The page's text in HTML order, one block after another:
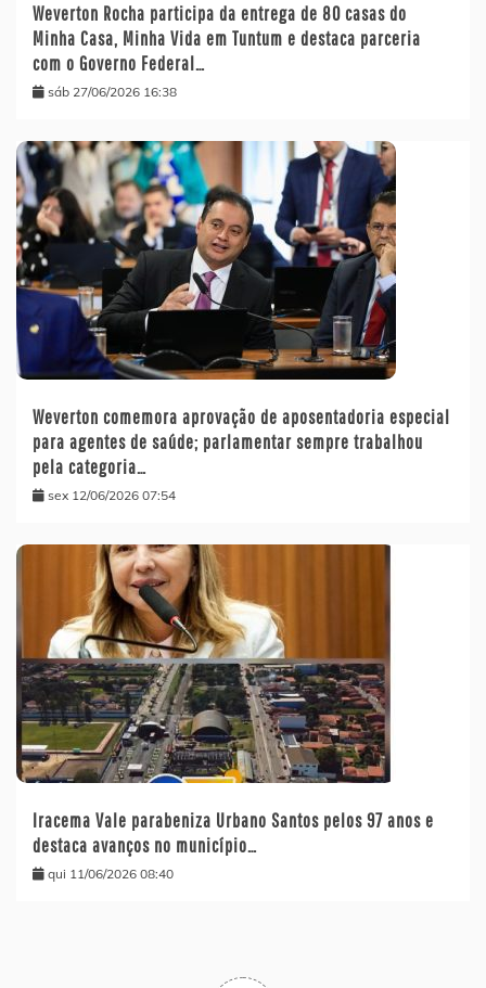
Weverton Rocha participa da entrega de 80 casas do
Minha Casa, Minha Vida em Tuntum e destaca parceria
com o Governo Federal…
sáb 27/06/2026 16:38
Weverton comemora aprovação de aposentadoria especial
para agentes de saúde; parlamentar sempre trabalhou
pela categoria…
sex 12/06/2026 07:54
Iracema Vale parabeniza Urbano Santos pelos 97 anos e
destaca avanços no município…
qui 11/06/2026 08:40